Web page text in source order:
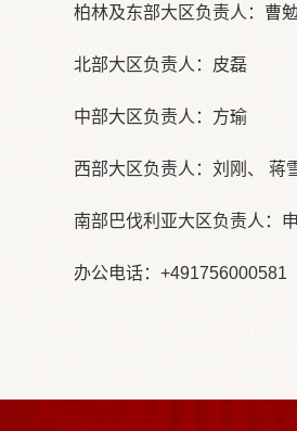
柏林及东部大区负责人：曹
北部大区负责人：皮磊
中部大区负责人：方瑜
西部大区负责人：刘刚、 蒋
南部巴伐利亚大区负责人：
办公电话：+491756000581